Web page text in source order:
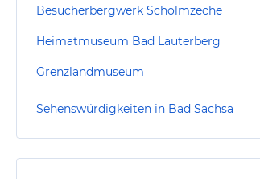
Besucherbergwerk Scholmzeche
Heimatmuseum Bad Lauterberg
Grenzlandmuseum
Sehenswürdigkeiten in Bad Sachsa